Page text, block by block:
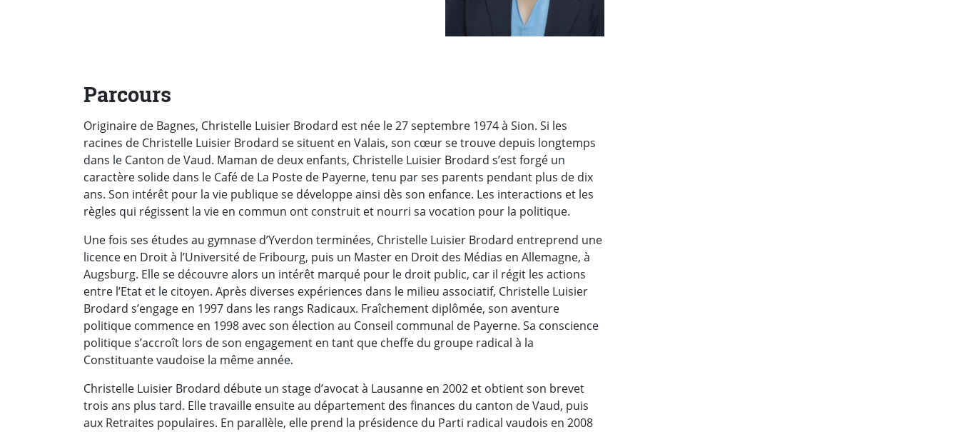
Parcours
Originaire de Bagnes, Christelle Luisier Brodard est née le 27 septembre 1974 à Sion. Si les
racines de Christelle Luisier Brodard se situent en Valais, son cœur se trouve depuis longtemps
dans le Canton de Vaud. Maman de deux enfants, Christelle Luisier Brodard s’est forgé un
caractère solide dans le Café de La Poste de Payerne, tenu par ses parents pendant plus de dix
ans. Son intérêt pour la vie publique se développe ainsi dès son enfance. Les interactions et les
règles qui régissent la vie en commun ont construit et nourri sa vocation pour la politique.
Une fois ses études au gymnase d’Yverdon terminées, Christelle Luisier Brodard entreprend une
licence en Droit à l’Université de Fribourg, puis un Master en Droit des Médias en Allemagne, à
Augsburg. Elle se découvre alors un intérêt marqué pour le droit public, car il régit les actions
entre l’Etat et le citoyen. Après diverses expériences dans le milieu associatif, Christelle Luisier
Brodard s’engage en 1997 dans les rangs Radicaux. Fraîchement diplômée, son aventure
politique commence en 1998 avec son élection au Conseil communal de Payerne. Sa conscience
politique s’accroît lors de son engagement en tant que cheffe du groupe radical à la
Constituante vaudoise la même année.
Christelle Luisier Brodard débute un stage d’avocat à Lausanne en 2002 et obtient son brevet
trois ans plus tard. Elle travaille ensuite au département des finances du canton de Vaud, puis
aux Retraites populaires. En parallèle, elle prend la présidence du Parti radical vaudois en 2008